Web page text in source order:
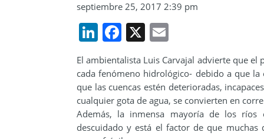
septiembre 25, 2017 2:39 pm
LinkedIn
Facebook
X
El ambientalista Luis Carvajal advierte que
cada fenómeno hidrológico- debido a que
que las cuencas estén deterioradas,
cualquier gota de agua, se convierten en
Además, la inmensa mayoría de los ríos
descuidado y está el factor de que